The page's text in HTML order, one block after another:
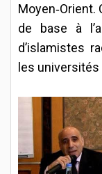
de base à
d’islamistes
les